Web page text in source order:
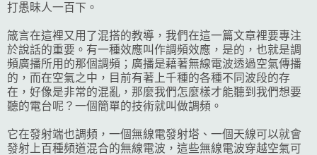
打愚昧人一百下。
箴言在這裡又用了混搭的教導，我們在這一篇文章裡要專注
於說話的重要。有一種效應叫作調頻效應，是的，也就是調
頻廣播所用的那個調頻；廣播是藉著無線電波透過空氣傳播
的，而在空氣之中，目前有著上千種的各種不同波段的存
在，好像是非常的混亂，那麼我們怎麼樣才能聽到我們想要
聽的電台呢？一個簡單的技術就叫做調頻。
它在發射端也調頻，一個無線電發射塔、一個天線可以就會
發射上百種頻道混合的無線電波，這些無線電波穿越空氣可